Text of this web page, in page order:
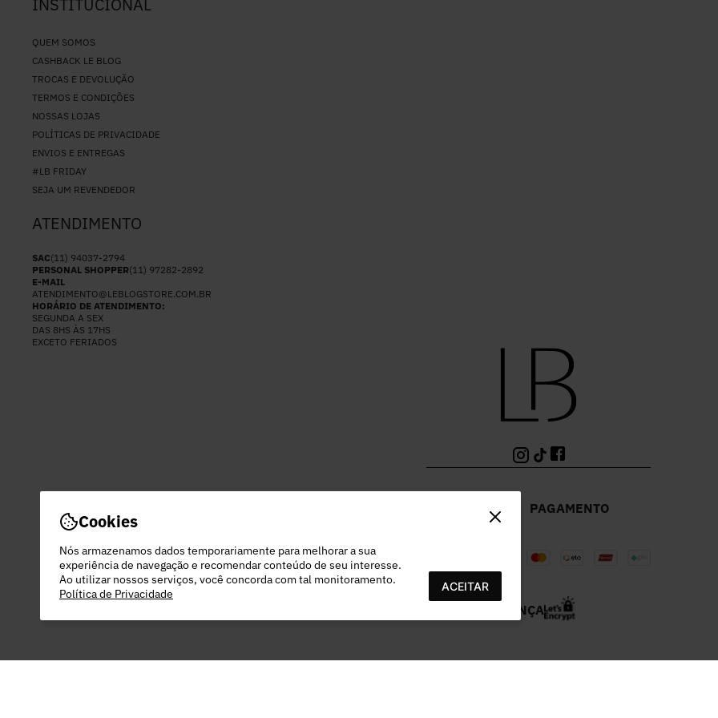
Cookies
Nós armazenamos dados temporariamente para melhorar a sua
experiência de navegação e recomendar conteúdo de seu interesse.
Ao utilizar nossos serviços, você concorda com tal monitoramento.
Política de Privacidade
ACEITAR
INSTITUCIONAL
QUEM SOMOS
CASHBACK LE BLOG
TROCAS E DEVOLUÇÃO
TERMOS E CONDIÇÕES
NOSSAS LOJAS
POLÍTICAS DE PRIVACIDADE
ENVIOS E ENTREGAS
#LB FRIDAY
SEJA UM REVENDEDOR
ATENDIMENTO
SAC(11) 94037-2794
PERSONAL SHOPPER(11) 97282-2892
E-MAIL
ATENDIMENTO@LEBLOGSTORE.COM.BR
HORÁRIO DE ATENDIMENTO:
SEGUNDA A SEX
DAS 8HS ÀS 17HS
EXCETO FERIADOS
PAGAMENTO
SEGURANÇA